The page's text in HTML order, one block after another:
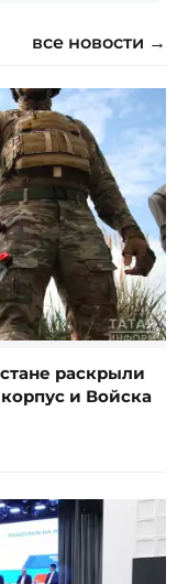
все новости →
раскрыли
и Войска